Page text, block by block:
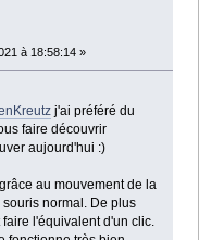
à 18:58:14 »
j'ai préféré du
faire découvrir
aujourd'hui :)
au mouvement de la
normal. De plus
l'équivalent d'un clic.